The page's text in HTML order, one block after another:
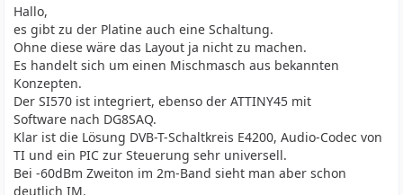
Hallo,
es gibt zu der Platine auch eine Schaltung.
Ohne diese wäre das Layout ja nicht zu machen.
Es handelt sich um einen Mischmasch aus bekannten
Konzepten.
Der SI570 ist integriert, ebenso der ATTINY45 mit
Software nach DG8SAQ.
Klar ist die Lösung DVB-T-Schaltkreis E4200, Audio-Codec von
TI und ein PIC zur Steuerung sehr universell.
Bei -60dBm Zweiton im 2m-Band sieht man aber schon
deutlich IM.